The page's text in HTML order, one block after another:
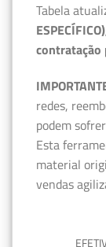
Tabela
contratação
redes,
podem
Esta
material
vendas